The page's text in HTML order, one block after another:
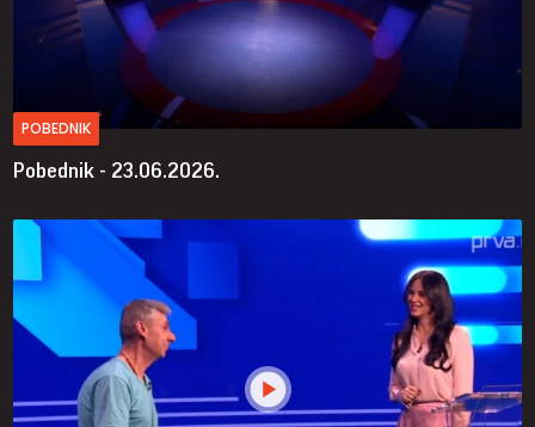
POBEDNIK
Pobednik - 23.06.2026.